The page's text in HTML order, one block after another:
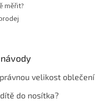
měřit?
velikost oblečení
do nosítka?